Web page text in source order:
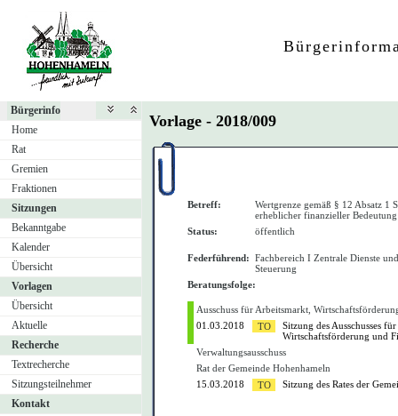
Bürgerinfo
Home
Rat
Gremien
Fraktionen
Sitzungen
Bekanntgabe
Kalender
Übersicht
Vorlagen
Übersicht
Aktuelle
Recherche
Textrecherche
Sitzungsteilnehmer
Kontakt
Vorlage - 2018/009
Betreff:
Wertgrenze gemäß § 12 Absatz
erheblicher finanzieller Bedeutung
Status:
öffentlich
Federführend: Fachbereich I Zentrale Dienste und
Steuerung
Beratungsfolge:
Ausschuss für Arbeitsmarkt,
01.03.2018
Sitzung des Ausschusses
Wirtschaftsförderung und
Verwaltungsausschuss
Rat der Gemeinde Hohenhameln
15.03.2018
Sitzung des Rates der